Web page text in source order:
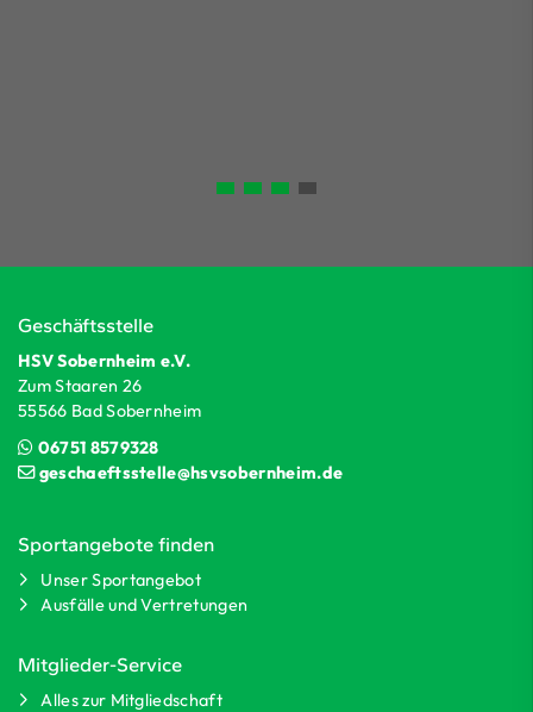
Geschäftsstelle
HSV Sobernheim e.V.
Zum Staaren 26
55566 Bad Sobernheim
06751 8579328
geschaeftsstelle@hsvsobernheim.de
Sportangebote finden
Unser Sportangebot
Ausfälle und Vertretungen
Mitglieder-Service
Alles zur Mitgliedschaft